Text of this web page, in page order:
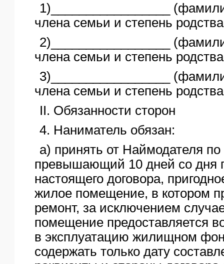
1)_________________
члена семьи и степень
2)_________________
члена семьи и степень
3)_________________
члена семьи и степень
II. Обязанности сторон
4. Наниматель обязан:
а) принять от Наймодателя по
превышающий 10 дней со дня
настоящего договора,
жилое помещение, в котором
ремонт, за исключением
помещение предоставляется
в эксплуатацию жилищном
содержать только дату